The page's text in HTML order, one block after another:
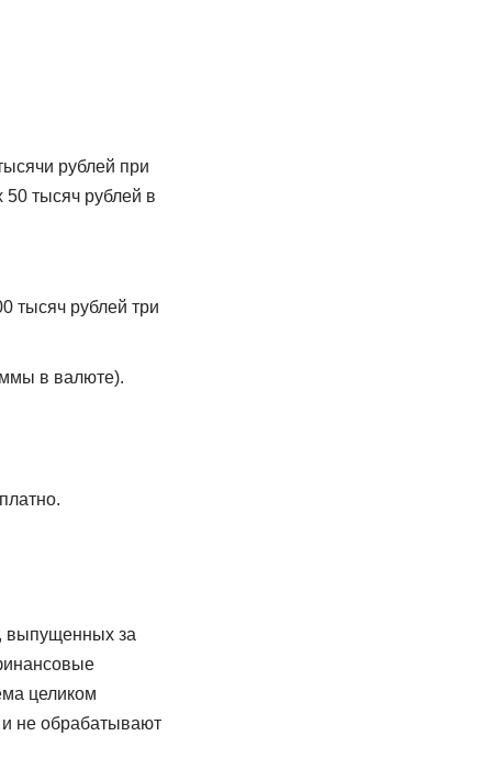
рублей при
50 тысяч рублей в
тысяч рублей три
в валюте).
выпущенных за
целиком
и не обрабатывают